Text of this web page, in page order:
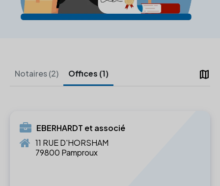
map
Notaires (2) Offices (1)
EBERHARDT et associé
11 RUE D'HORSHAM
79800 Pamproux